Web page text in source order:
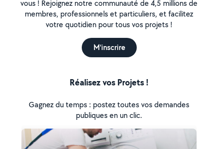
vous ! Rejoignez notre communauté de 4,5 millions de
membres, professionnels et particuliers, et facilitez
votre quotidien pour tous vos projets !
M'inscrire
Réalisez vos Projets !
Gagnez du temps : postez toutes vos demandes
publiques en un clic.